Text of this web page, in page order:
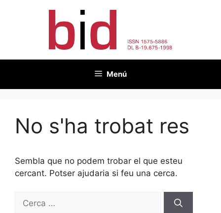
Menú
No s'ha trobat res
Sembla que no podem trobar el que esteu
cercant. Potser ajudaria si feu una cerca.
Cerca: